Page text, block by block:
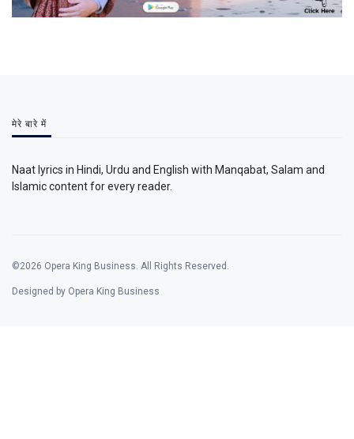
मेरे बारे में
Naat lyrics in Hindi, Urdu and English with Manqabat, Salam and
Islamic content for every reader.
©2026 Opera King Business. All Rights Reserved.
Designed by Opera King Business